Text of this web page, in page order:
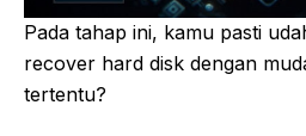
Pada tahap ini, kamu pasti
recover hard disk dengan
tertentu?